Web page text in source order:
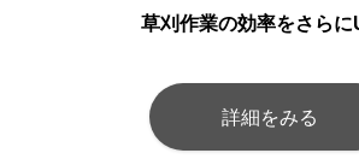
草刈作業の効率をさらに
詳細をみる